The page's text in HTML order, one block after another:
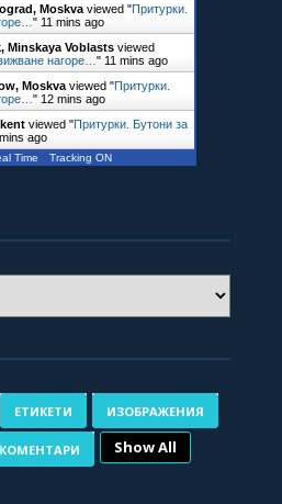
Moskva viewed "Притурки.
" 12 mins ago
Minskaya Voblasts viewed
нагоре…" 12 mins ago
Moskva viewed "Притурки.
" 12 mins ago
viewed "Притурки. Бутони за
ago
Time Tracking ON
ЕТИКЕТИ ИЗОБРАЖЕНИЯ
КОМЕНТАРИ Show All